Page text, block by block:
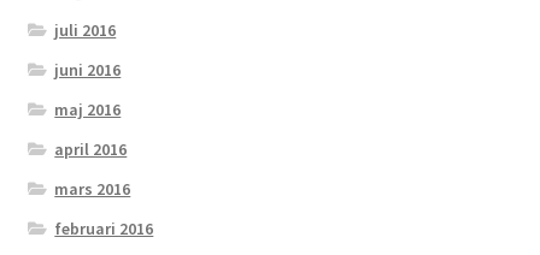
juli 2016
juni 2016
maj 2016
april 2016
mars 2016
februari 2016